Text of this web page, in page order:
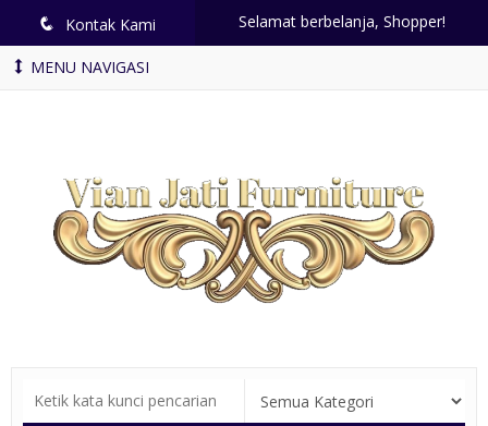
q Kontak Kami Selamat berbelanja, Shopper!
MENU NAVIGASI